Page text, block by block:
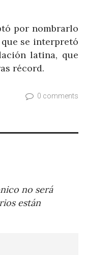
por nombrarlo
se interpretó
latina, que
récord.
0 comments
no será
están